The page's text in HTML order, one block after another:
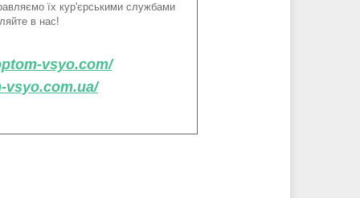
їх кур'єрськими службами
в нас!
vsyo.com/
vsyo.com.ua/